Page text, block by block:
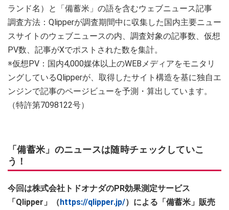
ランド名）と「備蓄米」の語を含むウェブニュース記事
調査方法：Qlipperが調査期間中に収集した国内主要ニュー
スサイトのウェブニュースの内、調査対象の記事数、仮想
PV数、記事がXでポストされた数を集計。
※仮想PV：国内4,000媒体以上のWEBメディアをモニタリ
ングしているQlipperが、取得したサイト構造を基に独自エ
ンジンで記事のページビューを予測・算出しています。
（特許第7098122号）
「備蓄米」のニュースは随時チェックしていこ
う！
今回は株式会社トドオナダのPR効果測定サービス
「Qlipper」（https://qlipper.jp/）による「備蓄米」販売